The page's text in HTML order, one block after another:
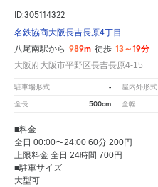
ID:305114322
名鉄協商大阪長吉長原4丁目
八尾南駅から 989m 徒歩 13～19分
大阪府大阪市平野区長吉長原4-15
駐車場形式 - 屋内外形式
全長 500cm 全幅
■料金
全日 00:00〜24:00 60分 200円
上限料金 全日 24時間 700円
■駐車サイズ
大型可